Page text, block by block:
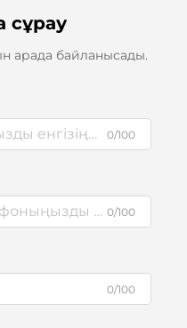
сұрау
арада байланысады.
0/100
0/100
0/100